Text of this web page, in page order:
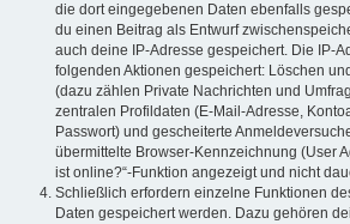
die dort eingegebenen Daten ebenfalls
du einen Beitrag als Entwurf
auch deine IP-Adresse gespeichert. Die IP-
folgenden Aktionen gespeichert: Löschen
(dazu zählen Private Nachrichten und
zentralen Profildaten (E-Mail-Adresse,
Passwort) und gescheiterte
übermittelte Browser-Kennzeichnung (User
ist online?“-Funktion angezeigt und nicht
Schließlich erfordern einzelne Funktionen
Daten gespeichert werden. Dazu gehören